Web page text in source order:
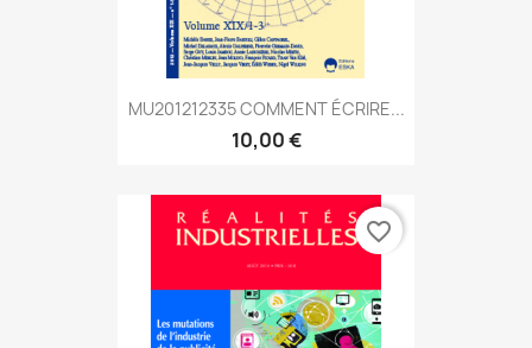
MU201212335 COMMENT ÉCRIRE...
10,00 €
favorite_border